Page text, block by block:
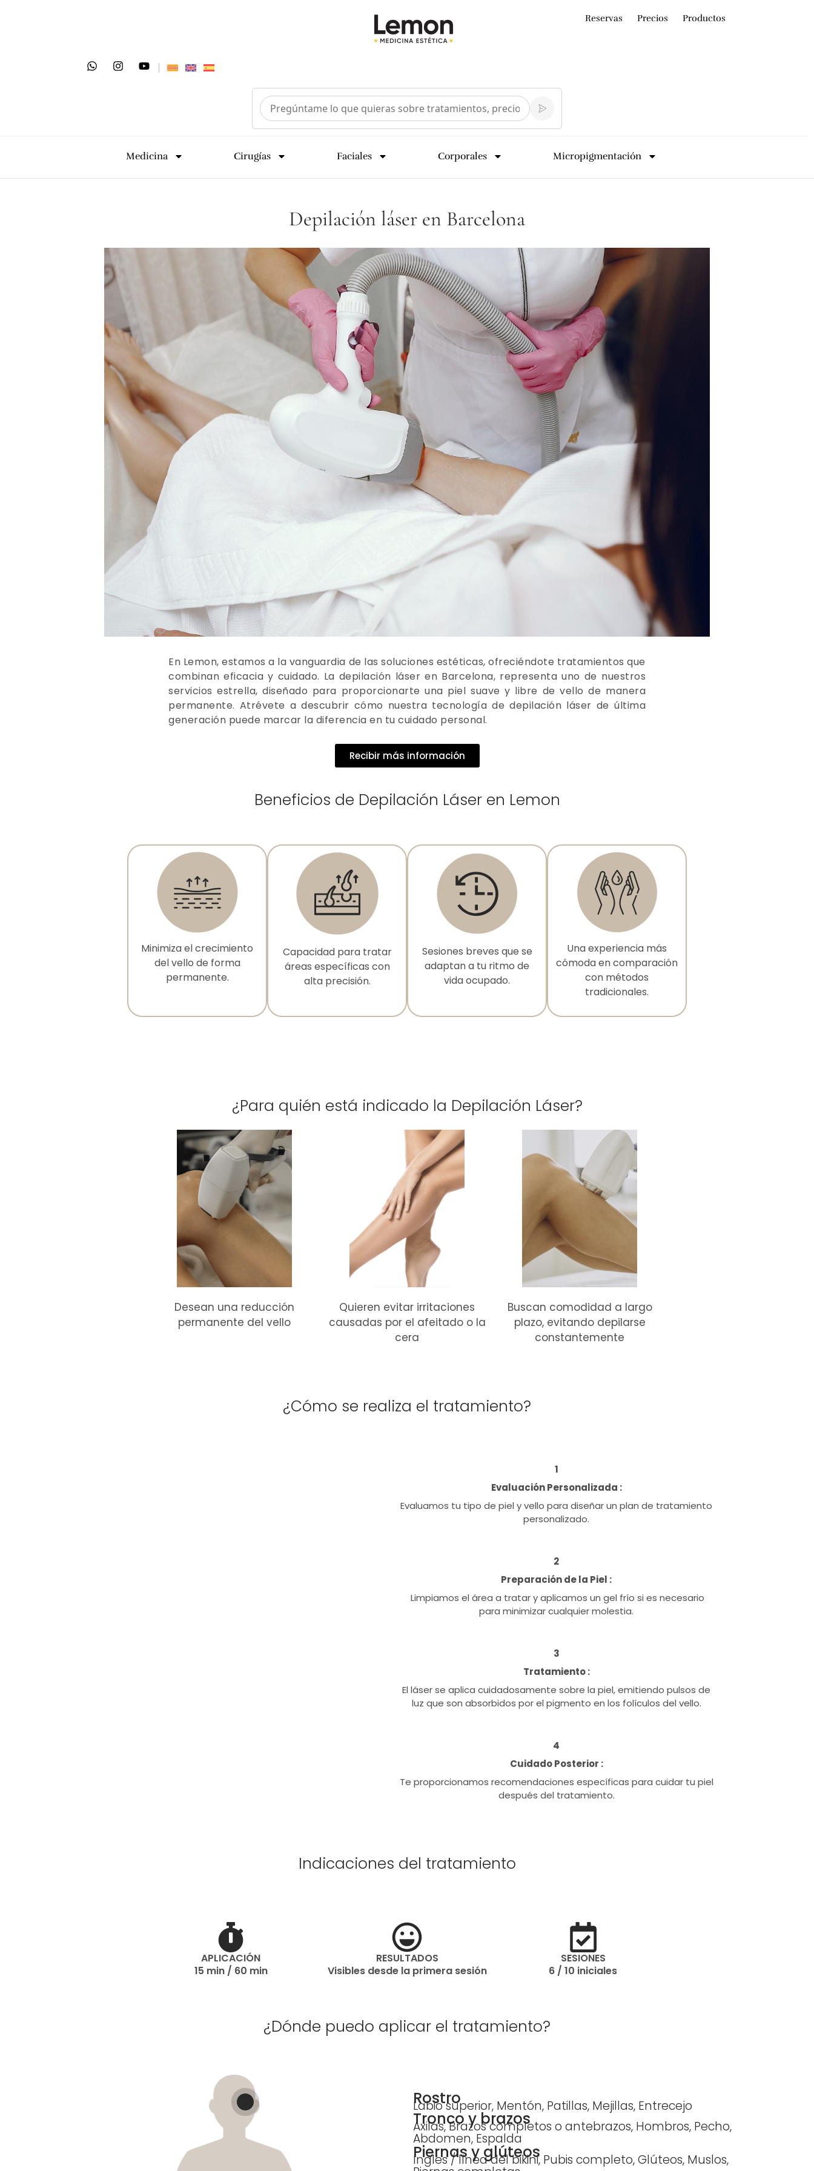
Reservas Precios Productos
Medicina Cirugías Faciales Corporales Micropigmentación
Depilación láser en Barcelona
En Lemon, estamos a la vanguardia de las soluciones estéticas, ofreciéndote tratamientos que
combinan eficacia y cuidado. La depilación láser en Barcelona, representa uno de nuestros
servicios estrella, diseñado para proporcionarte una piel suave y libre de vello de manera
permanente. Atrévete a descubrir cómo nuestra tecnología de depilación láser de última
generación puede marcar la diferencia en tu cuidado personal.
Recibir más información
Beneficios de Depilación Láser en Lemon
Minimiza el crecimiento
del vello de forma
permanente.
Capacidad para tratar
áreas específicas con
alta precisión.
Sesiones breves que se
adaptan a tu ritmo de
vida ocupado.
Una experiencia más
cómoda en comparación
con métodos
tradicionales.
¿Para quién está indicado la Depilación Láser?
Desean una reducción
permanente del vello
Quieren evitar irritaciones
causadas por el afeitado o la
cera
Buscan comodidad a largo
plazo, evitando depilarse
constantemente
¿Cómo se realiza el tratamiento?
1
Evaluación Personalizada :
Evaluamos tu tipo de piel y vello para diseñar un plan de tratamiento
personalizado.
2
Preparación de la Piel :
Limpiamos el área a tratar y aplicamos un gel frío si es necesario
para minimizar cualquier molestia.
3
Tratamiento :
El láser se aplica cuidadosamente sobre la piel, emitiendo pulsos de
luz que son absorbidos por el pigmento en los folículos del vello.
4
Cuidado Posterior :
Te proporcionamos recomendaciones específicas para cuidar tu piel
después del tratamiento.
Indicaciones del tratamiento
APLICACIÓN
15 min / 60 min
RESULTADOS
Visibles desde la primera sesión
SESIONES
6 / 10 iniciales
¿Dónde puedo aplicar el tratamiento?
Rostro
Labio superior, Mentón, Patillas, Mejillas, Entrecejo
Tronco y brazos
Axilas, Brazos completos o antebrazos, Hombros, Pecho,
Abdomen, Espalda
Piernas y glúteos
Ingles / línea del bikini, Pubis completo, Glúteos, Muslos,